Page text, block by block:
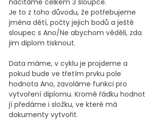
načítáme celkem 3 sloupce.
Je to z toho důvodu, že potřebujeme
jména dětí, počty jejich bodů a ještě
sloupec s Ano/Ne abychom věděli, zda
jim diplom tisknout.
Data máme, v cyklu je projdeme a
pokud bude ve třetím prvku pole
hodnota Ano, zavoláme funkci pro
vytvoření diplomu. Kromě řádku hodnot
jí předáme i složku, ve které má
dokumenty vytvořit.